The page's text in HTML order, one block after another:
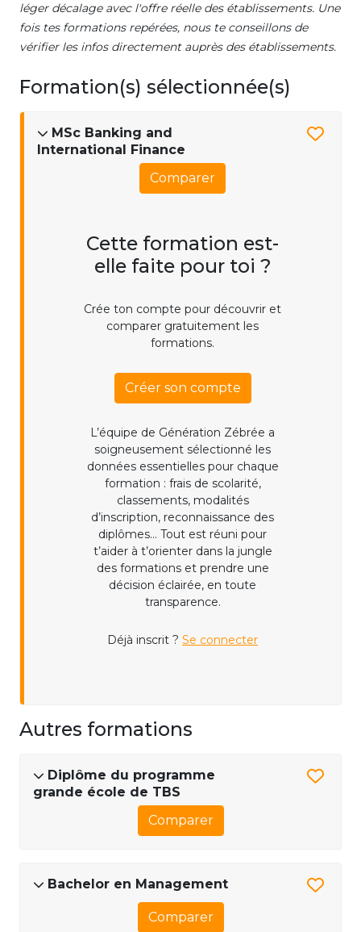
léger décalage avec l'offre réelle des établissements. Une
fois tes formations repérées, nous te conseillons de
vérifier les infos directement auprès des établissements.
Formation(s) sélectionnée(s)
MSc Banking and
International Finance
Comparer
Cette formation est-
elle faite pour toi ?
Crée ton compte pour découvrir et
comparer gratuitement les
formations.
Créer son compte
L’équipe de Génération Zébrée a
soigneusement sélectionné les
données essentielles pour chaque
formation : frais de scolarité,
classements, modalités
d’inscription, reconnaissance des
diplômes... Tout est réuni pour
t’aider à t’orienter dans la jungle
des formations et prendre une
décision éclairée, en toute
transparence.
Déjà inscrit ? Se connecter
Autres formations
Diplôme du programme
grande école de TBS
Comparer
Bachelor en Management
Comparer